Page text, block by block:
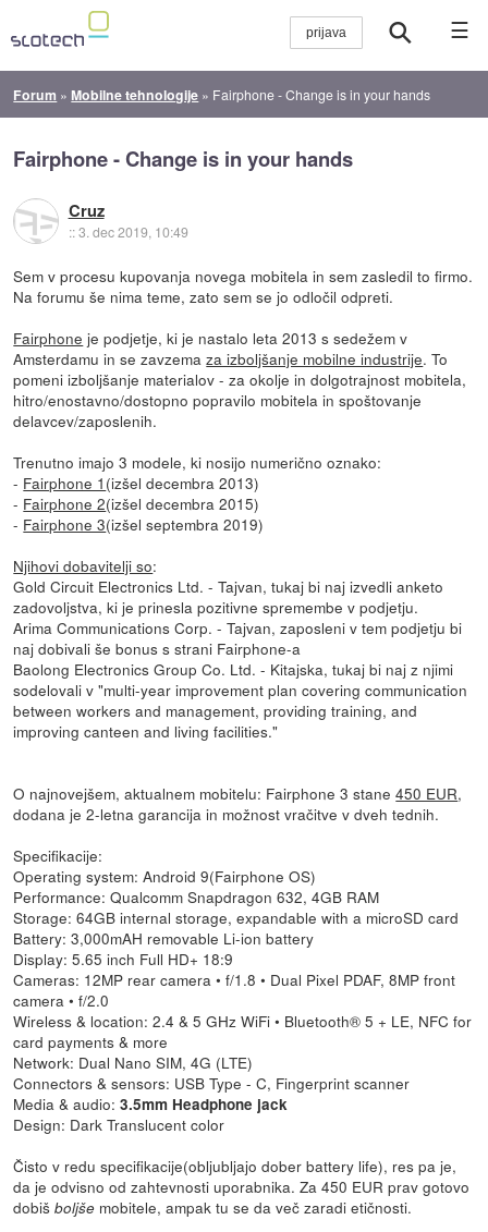
☰
Forum »Mobilne tehnologije » Fairphone - Change is in your hands
Fairphone - Change is in your hands
Cruz
::3. dec 2019, 10:49
Sem v procesu kupovanja novega mobitela in sem zasledil to firmo.
Na forumu še nima teme, zato sem se jo odločil odpreti.
Fairphone je podjetje, ki je nastalo leta 2013 s sedežem v
Amsterdamu in se zavzemaza izboljšanje mobilne industrije. To
pomeni izboljšanje materialov - za okolje in dolgotrajnost mobitela,
hitro/enostavno/dostopno popravilo mobitela in spoštovanje
delavcev/zaposlenih.
Trenutno imajo 3 modele, ki nosijo numerično oznako:
- Fairphone 1 (izšel decembra 2013)
- Fairphone 2(izšel decembra 2015)
- Fairphone 3(izšel septembra 2019)
Njihovi dobavitelji so:
Gold Circuit Electronics Ltd. - Tajvan, tukaj bi naj izvedli anketo
zadovoljstva, ki je prinesla pozitivne spremembe v podjetju.
Arima Communications Corp. - Tajvan, zaposleni v tem podjetju bi
naj dobivali še bonus s strani Fairphone-a
Baolong Electronics Group Co. Ltd. - Kitajska, tukaj bi naj z njimi
sodelovali v "multi-year improvement plan covering communication
between workers and management, providing training, and
improving canteen and living facilities."
O najnovejšem, aktualnem mobitelu: Fairphone 3 stane450 EUR,
dodana je 2-letna garancija in možnost vračitve v dveh tednih.
Specifikacije:
Operating system: Android 9(Fairphone OS)
Performance: Qualcomm Snapdragon 632, 4GB RAM
Storage: 64GB internal storage, expandable with a microSD card
Battery: 3,000mAH removable Li-ion battery
Display: 5.65 inch Full HD+ 18:9
Cameras: 12MP rear camera • f/1.8 • Dual Pixel PDAF, 8MP front
camera • f/2.0
Wireless & location: 2.4 & 5 GHz WiFi • Bluetooth® 5 + LE, NFC for
card payments & more
Network: Dual Nano SIM, 4G (LTE)
Connectors & sensors: USB Type - C, Fingerprint scanner
Media & audio:3.5mm Headphone jack
Design: Dark Translucent color
Čisto v redu specifikacije(obljubljajo dober battery life), res pa je,
da je odvisno od zahtevnosti uporabnika. Za 450 EUR prav gotovo
dobišboljše mobitele, ampak tu se da več zaradi etičnosti.